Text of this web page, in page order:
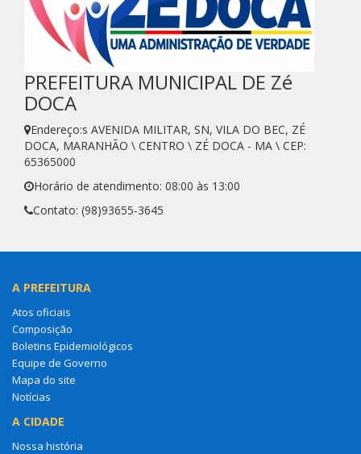
PREFEITURA MUNICIPAL DE Zé
DOCA
Endereço:s AVENIDA MILITAR, SN, VILA DO BEC, ZÉ
DOCA, MARANHÃO \ CENTRO \ ZÉ DOCA - MA \ CEP:
65365000
Horário de atendimento: 08:00 às 13:00
Contato: (98)93655-3645
A PREFEITURA
Atos oficiais
Composição
Boletins Epidemiológicos
Equipe de Governo
Mapa do site
Notícias
A CIDADE
Nossa história